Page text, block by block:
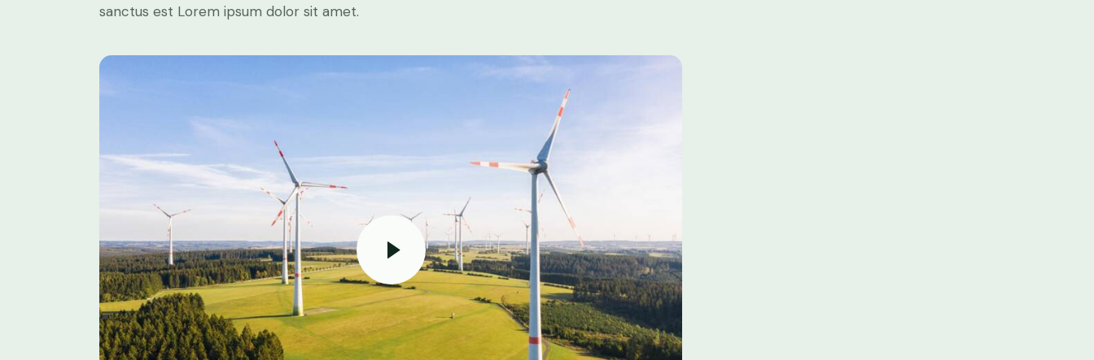
sanctus est Lorem ipsum dolor sit amet.